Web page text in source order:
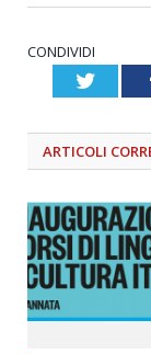
CONDIVIDI
ARTICOLI